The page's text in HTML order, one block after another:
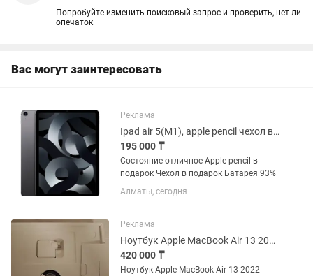
Попробуйте изменить поисковый запрос и проверить, нет ли
опечаток
Вас могут заинтересовать
Реклама
Ipad air 5(M1), apple pencil чехол в подарок
195 000 ₸
Состояние отличное Apple pencil в
подарок Чехол в подарок Батарея 93%
Алматы, сегодня
Реклама
Ноутбук Apple MacBook Air 13 2022 13.6 / 16 Гб / SSD 256 Гб
420 000 ₸
Ноутбук Apple MacBook Air 13 2022